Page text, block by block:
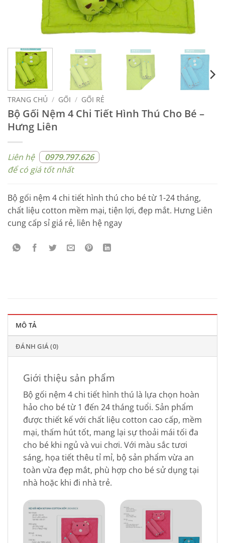
TRANG CHỦ / GỐI / GỐI RẺ
Bộ Gối Nệm 4 Chi Tiết Hình Thú Cho Bé –
Hưng Liên
Liên hệ
0979.797.626
để có giá tốt nhất
Bộ gối nệm 4 chi tiết hình thú cho bé từ 1-24 tháng,
chất liệu cotton mềm mại, tiện lợi, đẹp mắt. Hưng Liên
cung cấp sỉ giá rẻ, liên hệ ngay
MÔ TẢ
ĐÁNH GIÁ (0)
Giới thiệu sản phẩm
Bộ gối nệm 4 chi tiết hình thú là lựa chọn hoàn
hảo cho bé từ 1 đến 24 tháng tuổi. Sản phẩm
được thiết kế với chất liệu cotton cao cấp, mềm
mại, thấm hút tốt, mang lại sự thoải mái tối đa
cho bé khi ngủ và vui chơi. Với màu sắc tươi
sáng, họa tiết thêu tỉ mỉ, bộ sản phẩm vừa an
toàn vừa đẹp mắt, phù hợp cho bé sử dụng tại
nhà hoặc khi đi nhà trẻ.